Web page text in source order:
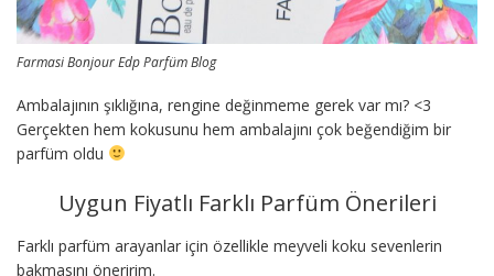
Farmasi Bonjour Edp Parfüm Blog
Ambalajının şıklığına, rengine değinmeme gerek var mı? <3
Gerçekten hem kokusunu hem ambalajını çok beğendiğim bir
parfüm oldu
Uygun Fiyatlı Farklı Parfüm Önerileri
Farklı parfüm arayanlar için özellikle meyveli koku sevenlerin
bakmasını öneririm.